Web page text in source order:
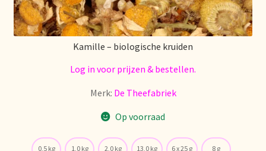
Onlineshop
Onze visie op thee
Our vision on tea
Kamille – biologische kruiden
Log in voor prijzen & bestellen.
Merk: De Theefabriek
Op voorraad
0,5 kg 1,0 kg 2,0 kg 13,0 kg 6 x 25 g 8 g